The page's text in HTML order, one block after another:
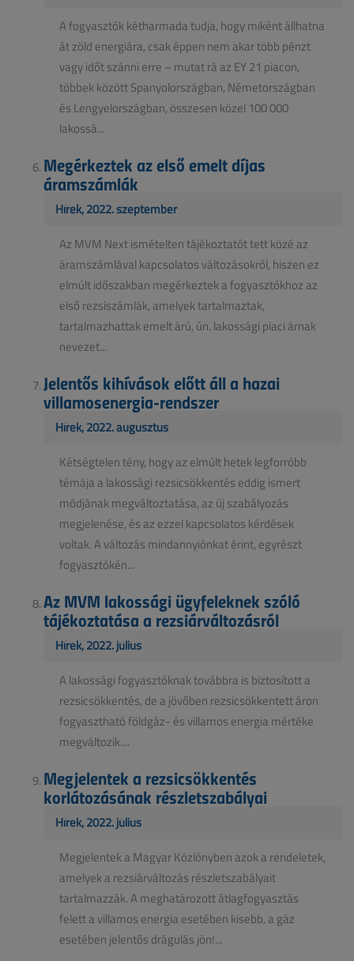
A fogyasztók kétharmada tudja, hogy miként állhatna
át zöld energiára, csak éppen nem akar több pénzt
vagy időt szánni erre – mutat rá az EY 21 piacon,
többek között Spanyolországban, Németországban
és Lengyelországban, összesen közel 100 000
lakossá...
Megérkeztek az első emelt díjas
áramszámlák
Hírek, 2022. szeptember
Az MVM Next ismételten tájékoztatót tett közé az
áramszámlával kapcsolatos változásokról, hiszen ez
elmúlt időszakban megérkeztek a fogyasztókhoz az
első rezsiszámlák, amelyek tartalmaztak,
tartalmazhattak emelt árú, ún. lakossági piaci árnak
nevezet...
Jelentős kihívások előtt áll a hazai
villamosenergia-rendszer
Hírek, 2022. augusztus
Kétségtelen tény, hogy az elmúlt hetek legforróbb
témája a lakossági rezsicsökkentés eddig ismert
módjának megváltoztatása, az új szabályozás
megjelenése, és az ezzel kapcsolatos kérdések
voltak. A változás mindannyiónkat érint, egyrészt
fogyasztókén...
Az MVM lakossági ügyfeleknek szóló
tájékoztatása a rezsiárváltozásról
Hírek, 2022. július
A lakossági fogyasztóknak továbbra is biztosított a
rezsicsökkentés, de a jövőben rezsicsökkentett áron
fogyasztható földgáz- és villamos energia mértéke
megváltozik....
Megjelentek a rezsicsökkentés
korlátozásának részletszabályai
Hírek, 2022. július
Megjelentek a Magyar Közlönyben azok a rendeletek,
amelyek a rezsiárváltozás részletszabályait
tartalmazzák. A meghatározott átlagfogyasztás
felett a villamos energia esetében kisebb, a gáz
esetében jelentős drágulás jön!...